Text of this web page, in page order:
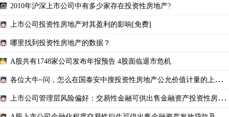
2010年沪深上市公司中有多少家存在投资性房地产?
上市公司投资性房地产对其盈利的影响[免费]
哪里找到投资性房地产的数据？
A股共有1748家公司发布年报预告 4股面临退市危机
各位大牛~问，怎么在国泰安中搜投资性房地产公允价值计量的上市公
上市公司管理层风险偏好：交易性金融可供出售金融资产投资性房地